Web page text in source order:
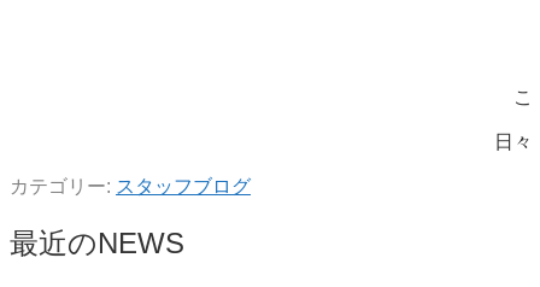
こ
日
カテゴリー: スタッフブログ
最近のNEWS